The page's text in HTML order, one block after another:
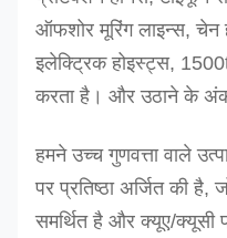
ऑफशोर मूरिंग लाइन्स, चेन
इलेक्ट्रिक होइस्ट्स,
करता है। और उठाने के
हमने उच्च गुणवत्ता वाले
पर प्रतिष्ठा अर्जित की है, जो
समर्थित है और क्यूए/क्यूसी